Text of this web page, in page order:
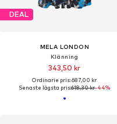
DEAL
MELA LONDON
Klänning
343,50 kr
Ordinarie pris: 687,00 kr
Senaste lägsta pris:618,30 kr-44%